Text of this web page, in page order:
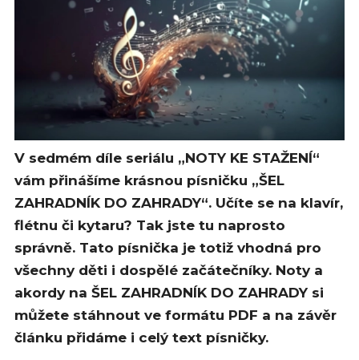
V sedmém díle seriálu „NOTY KE STAŽENÍ“
vám přinášíme krásnou písničku „ŠEL
ZAHRADNÍK DO ZAHRADY“. Učíte se na klavír,
flétnu či kytaru? Tak jste tu naprosto
správně. Tato písnička je totiž vhodná pro
všechny děti i dospělé začátečníky. Noty a
akordy na ŠEL ZAHRADNÍK DO ZAHRADY si
můžete stáhnout ve formátu PDF a na závěr
článku přidáme i celý text písničky.